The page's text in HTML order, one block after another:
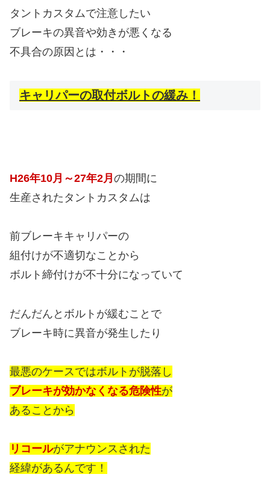
タントカスタムで注意したい
ブレーキの異音や効きが悪くなる
不具合の原因とは・・・
キャリパーの取付ボルトの緩み！
H26年10月～27年2月 の期間に
生産されたタントカスタムは
前ブレーキキャリパーの
組付けが不適切なことから
ボルト締付けが不十分になっていて
だんだんとボルトが緩むことで
ブレーキ時に異音が発生したり
最悪のケースではボルトが脱落し
ブレーキが効かなくなる危険性が
あることから
リコールがアナウンスされた
経緯があるんです！